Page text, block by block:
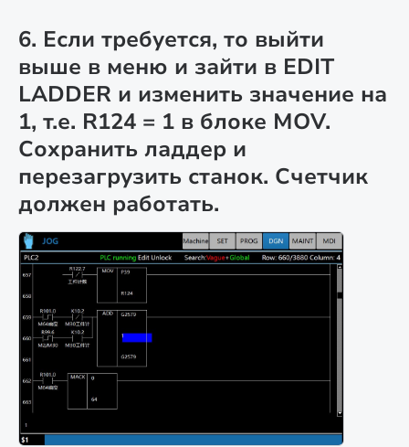
6. Если требуется, то выйти
выше в меню и зайти в EDIT
LADDER и изменить значение на
1, т.е. R124 = 1 в блоке MOV.
Сохранить ладдер и
перезагрузить станок. Счетчик
должен работать.